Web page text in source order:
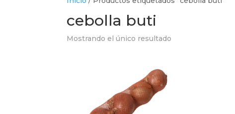
cebolla buti
Mostrando el único resultado